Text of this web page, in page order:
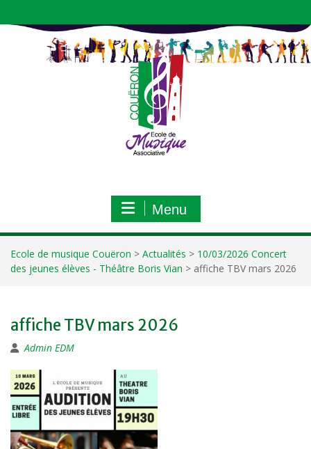
au
Menu
Ecole de musique Couëron > Actualités > 10/03/2026 Concert
des jeunes élèves - Théâtre Boris Vian > affiche TBV mars 2026
affiche TBV mars 2026
Admin EDM